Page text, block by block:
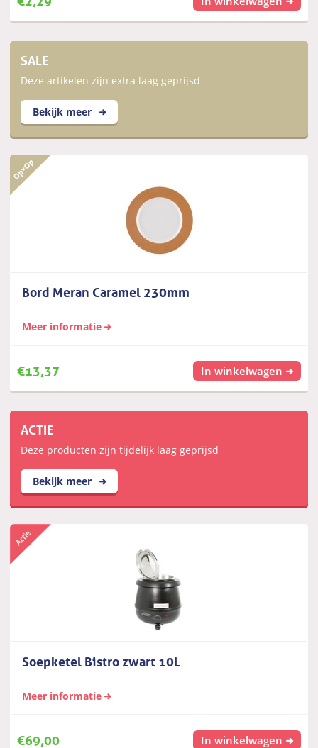
SALE
Deze artikelen zijn extra laag geprijsd
Bekijk meer
Bord Meran Caramel 230mm
Meer informatie
€13,37 In winkelwagen
ACTIE
Deze producten zijn tijdelijk laag geprijsd
Bekijk meer
Soepketel Bistro zwart 10L
Meer informatie
€69,00 In winkelwagen